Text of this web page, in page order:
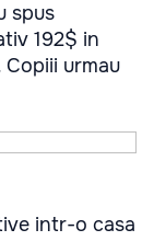
spus
192$ in
urmau
intr-o casa